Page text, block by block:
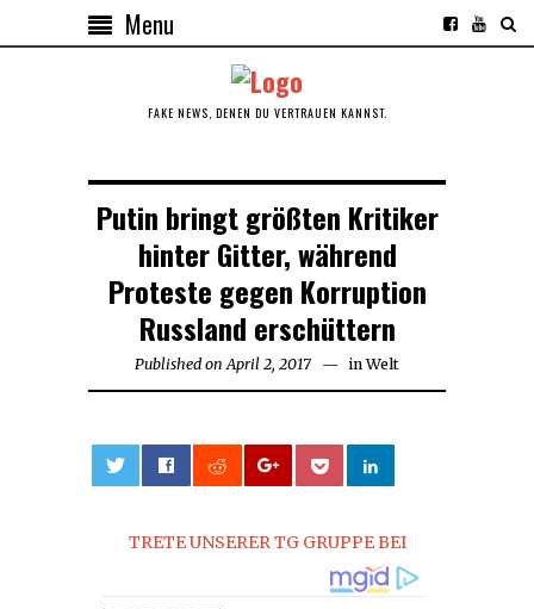
Menu
FAKE NEWS, DENEN DU VERTRAUEN KANNST.
Putin bringt größten Kritiker
hinter Gitter, während
Proteste gegen Korruption
Russland erschüttern
Published on April 2, 2017 in Welt
TRETE UNSERER TG GRUPPE BEI